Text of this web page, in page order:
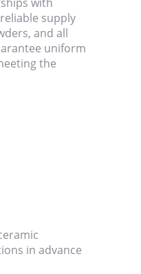
supply
and all
uniform
the
in advance